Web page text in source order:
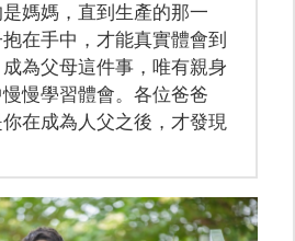
媽媽，直到生產的那一
在手中，才能真實體會到
為父母這件事，唯有親身
慢學習體會。各位爸爸
在成為人父之後，才發現